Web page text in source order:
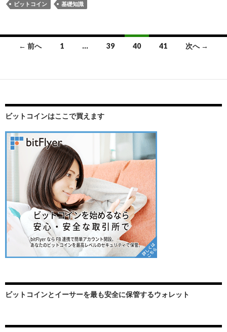
ビットコイン 基礎知識
稿
ビ
ゲ
ー
シ
ン
← 前へ 1 … 39 40 41 次へ →
ビットコインはここで買えます
ビットコインとイーサーを最も安全に保管するウォレット